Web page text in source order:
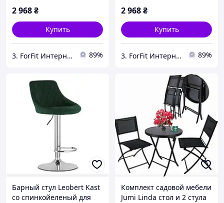
2 968₴
Купить
3. ForFit Интернет-магазин спортивных товаров 89%
2 968₴
Купить
3. ForFit Интернет-магазин спортивных товаров 89%
Барный стул Leobert Kast
со спинкойеленый для
Комплект садовой мебели
Jumi Linda стол и 2 стула